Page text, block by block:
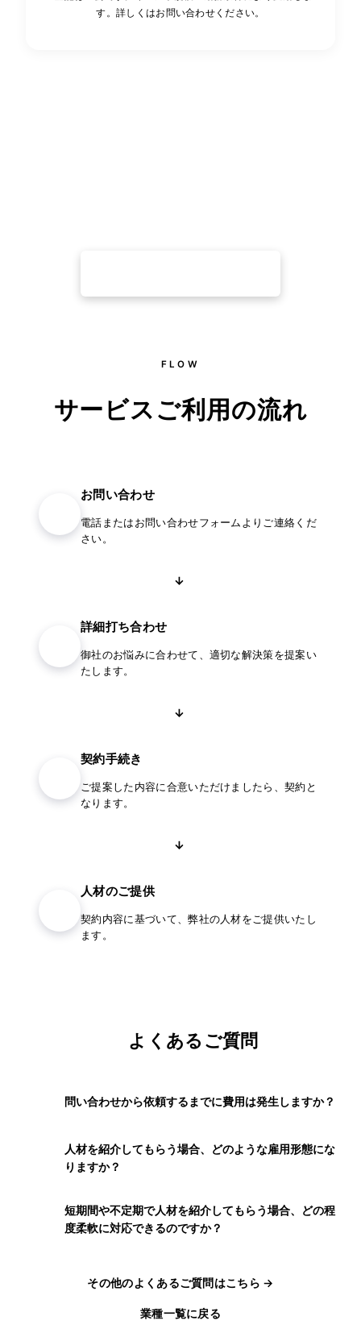
す。詳しくはお問い合わせください。
FLOW
サービスご利用の流れ
お問い合わせ
電話またはお問い合わせフォームよりご連絡くだ
さい。
→
詳細打ち合わせ
御社のお悩みに合わせて、適切な解決策を提案い
たします。
→
契約手続き
ご提案した内容に合意いただけましたら、契約と
なります。
→
人材のご提供
契約内容に基づいて、弊社の人材をご提供いたし
ます。
よくあるご質問
問い合わせから依頼するまでに費用は発生しますか？
用が発生するのは、弊社にご依頼いただくことが決定
した後となります。
人材を紹介してもらう場合、どのような雇用形態にな
りますか？
した上で、業務請負やアルバイト・パートの中から最
も合った方法をご提案させていただきます。
短期間や不定期で人材を紹介してもらう場合、どの程
度柔軟に対応できるのですか？
合は最低1人を最短1日で派遣いたします。まずは下記
その他のよくあるご質問はこちら →
業種一覧に戻る